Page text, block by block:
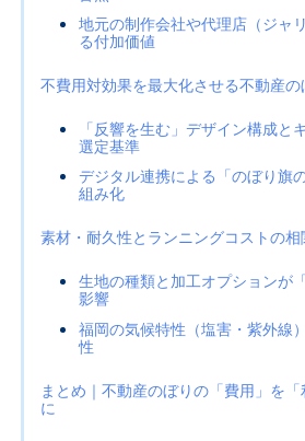
地元の制作会社や代理店（ジャ
る付加価値
不費用対効果を最大化させる不動産
「反響を生む」デザイン構成と
選定基準
デジタル連携による「のぼり旗
組み化
素材・耐久性とランニングコストの相
生地の種類と加工オプションが
影響
福岡の気候特性（塩害・紫外線
性
まとめ｜不動産のぼりの「費用」を
に